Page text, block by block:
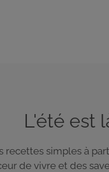
L'été est
recettes simples à
de vivre et des